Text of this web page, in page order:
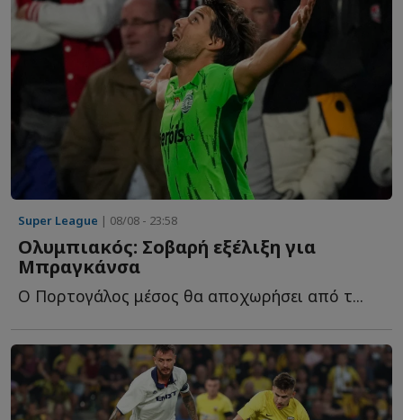
Super League | 08/08 - 23:58
Ολυμπιακός: Σοβαρή εξέλιξη για
Μπραγκάνσα
Ο Πορτογάλος μέσος θα αποχωρήσει από τ...